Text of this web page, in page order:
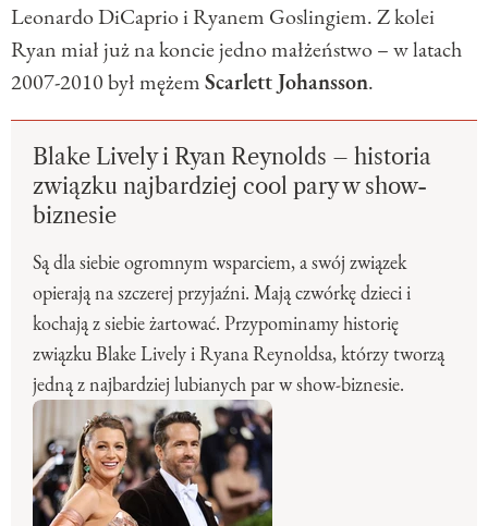
Leonardo DiCaprio i Ryanem Goslingiem. Z kolei
Ryan miał już na koncie jedno małżeństwo – w latach
2007-2010 był mężemScarlett Johansson.
Blake Lively i Ryan Reynolds – historia
związku najbardziej cool pary w show-
biznesie
Są dla siebie ogromnym wsparciem, a swój związek
opierają na szczerej przyjaźni. Mają czwórkę dzieci i
kochają z siebie żartować. Przypominamy historię
związku Blake Lively i Ryana Reynoldsa, którzy tworzą
jedną z najbardziej lubianych par w show-biznesie.